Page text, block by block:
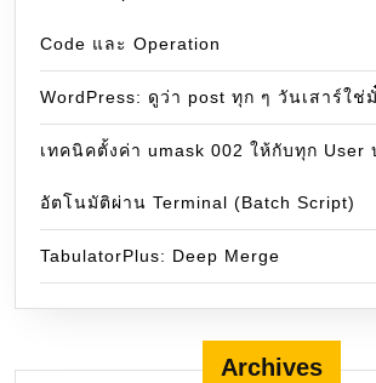
Code และ Operation
WordPress: ดูว่า post ทุก ๆ วันเสาร์ใช่
เทคนิคตั้งค่า umask 002 ให้กับทุก User
อัตโนมัติผ่าน Terminal (Batch Script)
TabulatorPlus: Deep Merge
Archives